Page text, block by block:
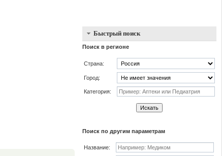
Быстрый поиск
Поиск в регионе
Страна:
Город:
Категория:
Искать
Поиск по другим параметрам
Название: